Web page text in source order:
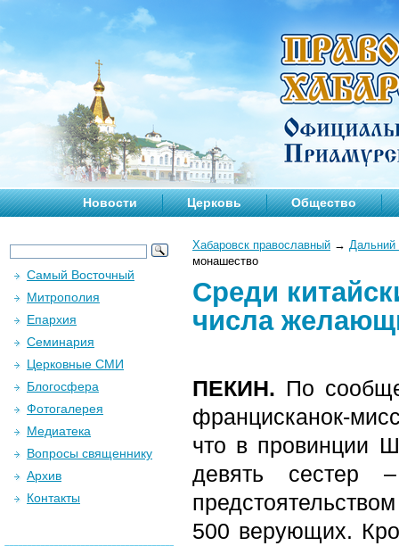
Новости Церковь Общество
Хабаровск православный → Дальний
монашество
Среди
числа
ПЕКИН. По
францисканок-
что в провинции
девять сестер
500 верующих.
Самый Восточный
Митрополия
Епархия
Семинария
Церковные СМИ
Блогосфера
Фотогалерея
Медиатека
Вопросы священнику
Архив
Контакты